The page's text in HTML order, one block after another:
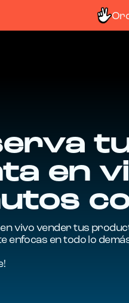
en
vivo vender tus
enfocas en todo lo